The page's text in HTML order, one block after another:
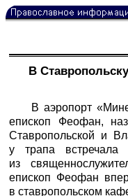
В
В аэропорт
епископ Феофан,
Ставропольской и
у трапа встречала
из
епископ Феофан
в ставропольском